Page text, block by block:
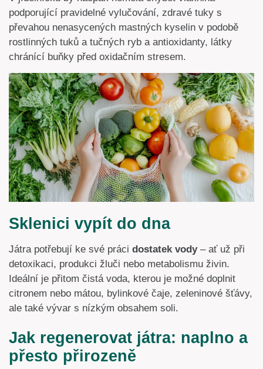
podporující pravidelné vylučování, zdravé tuky s
převahou nenasycených mastných kyselin v podobě
rostlinných tuků a tučných ryb a antioxidanty, látky
chránící buňky před oxidačním stresem.
Sklenici vypít do dna
Játra potřebují ke své práci dostatek vody– ať už při
detoxikaci, produkci žluči nebo metabolismu živin.
Ideální je přitom čistá voda, kterou je možné doplnit
citronem nebo mátou, bylinkové čaje, zeleninové šťávy,
ale také vývar s nízkým obsahem soli.
Jak regenerovat játra: naplno a
přesto přirozeně